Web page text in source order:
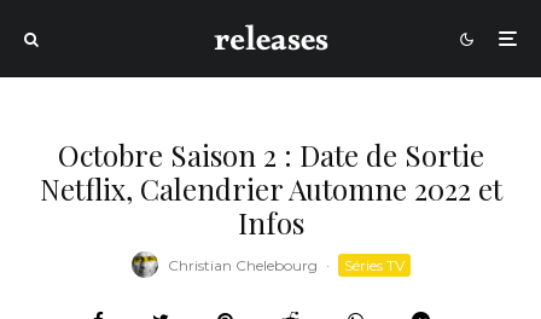
Octobre Saison 2 : Date de Sortie
Netflix, Calendrier Automne 2022 et
Infos
Christian Chelebourg · Séries TV